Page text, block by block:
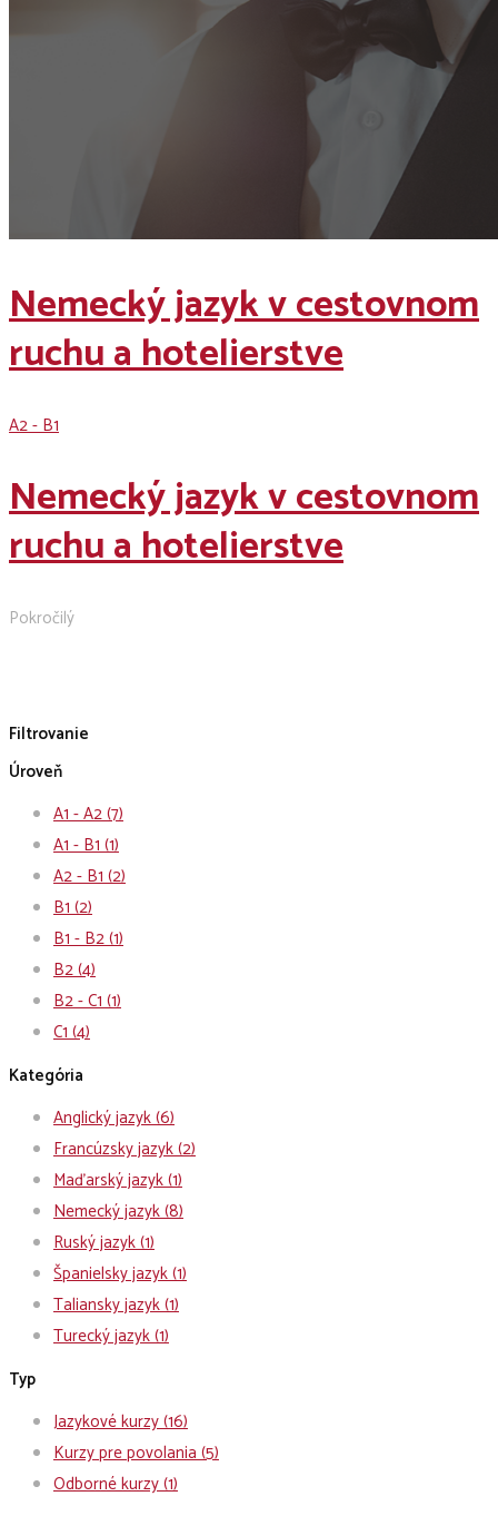
Nemecký jazyk v cestovnom
ruchu a hotelierstve
A2 - B1
Nemecký jazyk v cestovnom
ruchu a hotelierstve
Pokročilý
Filtrovanie
Úroveň
A1 - A2(7)
A1 - B1(1)
A2 - B1(2)
B1(2)
B1 - B2(1)
B2(4)
B2 - C1(1)
C1(4)
Kategória
Anglický jazyk(6)
Francúzsky jazyk(2)
Maďarský jazyk(1)
Nemecký jazyk(8)
Ruský jazyk(1)
Španielsky jazyk(1)
Taliansky jazyk(1)
Turecký jazyk(1)
Typ
Jazykové kurzy(16)
Kurzy pre povolania(5)
Odborné kurzy(1)